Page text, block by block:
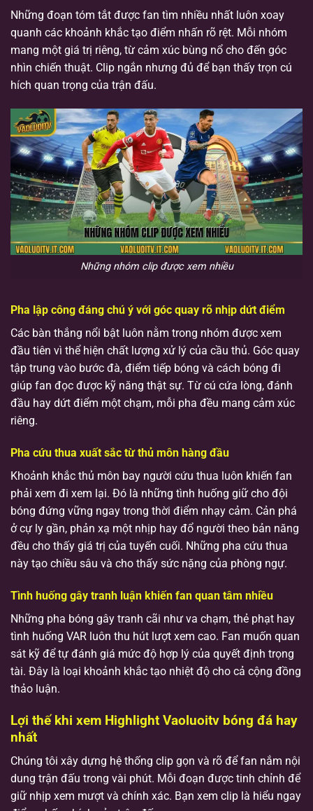
Những đoạn tóm tắt được fan tìm nhiều nhất luôn xoay
quanh các khoảnh khắc tạo điểm nhấn rõ rệt. Mỗi nhóm
mang một giá trị riêng, từ cảm xúc bùng nổ cho đến góc
nhìn chiến thuật. Clip ngắn nhưng đủ để bạn thấy trọn cú
hích quan trọng của trận đấu.
Những nhóm clip được xem nhiều
Pha lập công đáng chú ý với góc quay rõ nhịp dứt điểm
Các bàn thắng nổi bật luôn nằm trong nhóm được xem
đầu tiên vì thể hiện chất lượng xử lý của cầu thủ. Góc quay
tập trung vào bước đà, điểm tiếp bóng và cách bóng đi
giúp fan đọc được kỹ năng thật sự. Từ cú cứa lòng, đánh
đầu hay dứt điểm một chạm, mỗi pha đều mang cảm xúc
riêng.
Pha cứu thua xuất sắc từ thủ môn hàng đầu
Khoảnh khắc thủ môn bay người cứu thua luôn khiến fan
phải xem đi xem lại. Đó là những tình huống giữ cho đội
bóng đứng vững ngay trong thời điểm nhạy cảm. Cản phá
ở cự ly gần, phản xạ một nhịp hay đổ người theo bản năng
đều cho thấy giá trị của tuyến cuối. Những pha cứu thua
này tạo chiều sâu và cho thấy sức nặng của phòng ngự.
Tình huống gây tranh luận khiến fan quan tâm nhiều
Những pha bóng gây tranh cãi như va chạm, thẻ phạt hay
tình huống VAR luôn thu hút lượt xem cao. Fan muốn quan
sát kỹ để tự đánh giá mức độ hợp lý của quyết định trọng
tài. Đây là loại khoảnh khắc tạo nhiệt độ cho cả cộng đồng
thảo luận.
Lợi thế khi xem Highlight Vaoluoitv bóng đá hay
nhất
Chúng tôi xây dựng hệ thống clip gọn và rõ để fan nắm nội
dung trận đấu trong vài phút. Mỗi đoạn được tinh chỉnh để
giữ nhịp xem mượt và chính xác. Bạn xem clip là hiểu ngay